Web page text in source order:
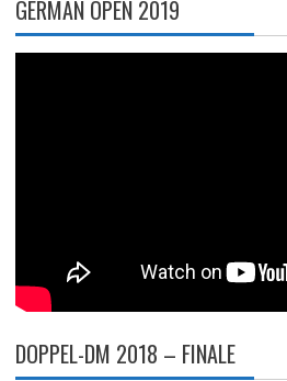
GERMAN OPEN 2019
DOPPEL-DM 2018 – FINALE